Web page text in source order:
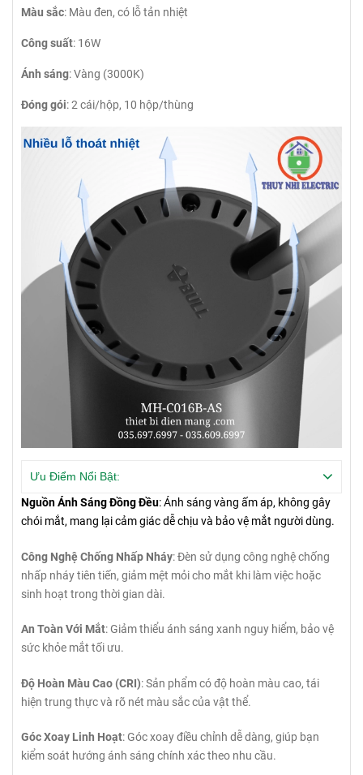
Màu sắc: Màu đen, có lỗ tản nhiệt
Công suất: 16W
Ánh sáng: Vàng (3000K)
Đóng gói: 2 cái/hộp, 10 hộp/thùng
Ưu Điểm Nổi Bật:
Nguồn Ánh Sáng Đồng Đều: Ánh sáng vàng ấm áp, không gây
chói mắt, mang lại cảm giác dễ chịu và bảo vệ mắt người dùng.
Công Nghệ Chống Nhấp Nháy: Đèn sử dụng công nghệ chống
nhấp nháy tiên tiến, giảm mệt mỏi cho mắt khi làm việc hoặc
sinh hoạt trong thời gian dài.
An Toàn Với Mắt: Giảm thiểu ánh sáng xanh nguy hiểm, bảo vệ
sức khỏe mắt tối ưu.
Độ Hoàn Màu Cao (CRI): Sản phẩm có độ hoàn màu cao, tái
hiện trung thực và rõ nét màu sắc của vật thể.
Góc Xoay Linh Hoạt: Góc xoay điều chỉnh dễ dàng, giúp bạn
kiểm soát hướng ánh sáng chính xác theo nhu cầu.